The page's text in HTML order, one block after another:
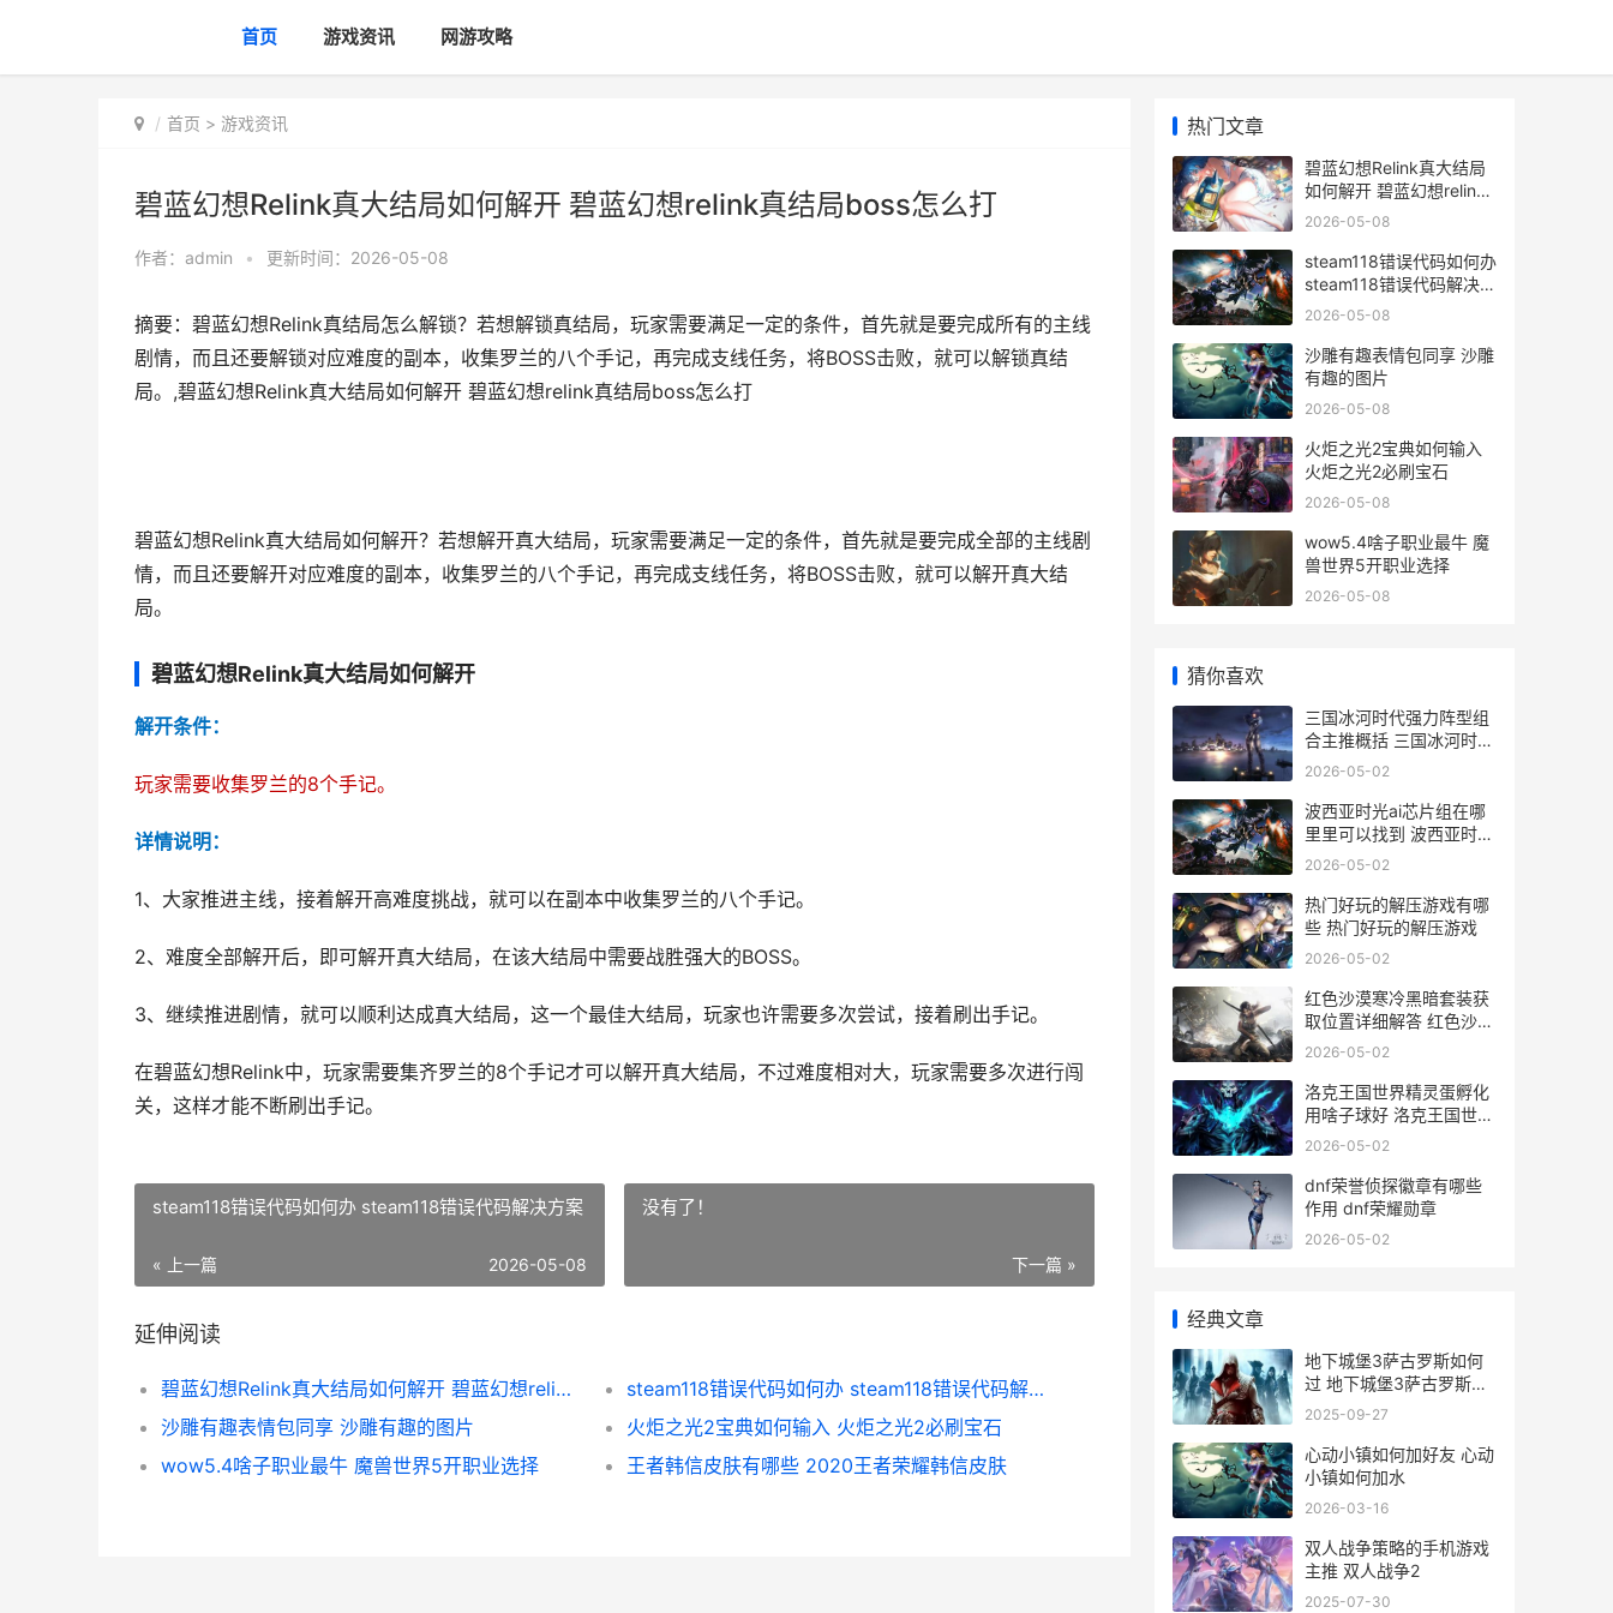
首页 游戏资讯 网游攻略
首页 > 游戏资讯
碧蓝幻想Relink真大结局如何解开 碧蓝幻想relink真结局boss怎么打
作者： admin • 更新时间：2026-05-08
摘要：碧蓝幻想Relink真结局怎么解锁？若想解锁真结局，玩家需要满足一定的条件，首先就是要完成所有的主线
剧情，而且还要解锁对应难度的副本，收集罗兰的八个手记，再完成支线任务，将BOSS击败，就可以解锁真结
局。,碧蓝幻想Relink真大结局如何解开 碧蓝幻想relink真结局boss怎么打
碧蓝幻想Relink真大结局如何解开？若想解开真大结局，玩家需要满足一定的条件，首先就是要完成全部的主线剧
情，而且还要解开对应难度的副本，收集罗兰的八个手记，再完成支线任务，将BOSS击败，就可以解开真大结
局。
碧蓝幻想Relink真大结局如何解开
解开条件：
玩家需要收集罗兰的8个手记。
详情说明：
1、大家推进主线，接着解开高难度挑战，就可以在副本中收集罗兰的八个手记。
2、难度全部解开后，即可解开真大结局，在该大结局中需要战胜强大的BOSS。
3、继续推进剧情，就可以顺利达成真大结局，这一个最佳大结局，玩家也许需要多次尝试，接着刷出手记。
在碧蓝幻想Relink中，玩家需要集齐罗兰的8个手记才可以解开真大结局，不过难度相对大，玩家需要多次进行闯
关，这样才能不断刷出手记。
steam118错误代码如何办 steam118错误代码解决方案
« 上一篇 2026-05-08
没有了！
下一篇 »
延伸阅读
碧蓝幻想Relink真大结局如何解开 碧蓝幻想relink真结局boss怎么打
steam118错误代码如何办 steam118错误代码解决方案
沙雕有趣表情包同享 沙雕有趣的图片
火炬之光2宝典如何输入 火炬之光2必刷宝石
wow5.4啥子职业最牛 魔兽世界5开职业选择
王者韩信皮肤有哪些 2020王者荣耀韩信皮肤
热门文章
碧蓝幻想Relink真大结局
如何解开 碧蓝幻想relink
真结局boss怎么打
2026-05-08
steam118错误代码如何办
steam118错误代码解决方
案
2026-05-08
沙雕有趣表情包同享 沙雕
有趣的图片
2026-05-08
火炬之光2宝典如何输入
火炬之光2必刷宝石
2026-05-08
wow5.4啥子职业最牛 魔
兽世界5开职业选择
2026-05-08
猜你喜欢
三国冰河时代强力阵型组
合主推概括 三国冰河时代
强化装备规则和技巧
2026-05-02
波西亚时光ai芯片组在哪
里里可以找到 波西亚时光
ai芯片组港口没开
2026-05-02
热门好玩的解压游戏有哪
些 热门好玩的解压游戏
2026-05-02
红色沙漠寒冷黑暗套装获
取位置详细解答 红色沙漠
在哪
2026-05-02
洛克王国世界精灵蛋孵化
用啥子球好 洛克王国世界
精灵觉醒有什么用
2026-05-02
dnf荣誉侦探徽章有哪些
作用 dnf荣耀勋章
2026-05-02
经典文章
地下城堡3萨古罗斯如何
过 地下城堡3萨古罗斯改
版后怎么玩
2025-09-27
心动小镇如何加好友 心动
小镇如何加水
2026-03-16
双人战争策略的手机游戏
主推 双人战争2
2025-07-30